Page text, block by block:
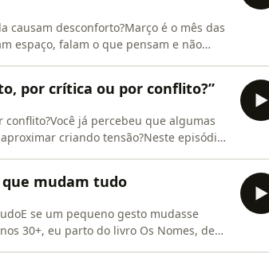
desconforto?Março é o mês das
espaço, falam o que pensam e não
por crítica ou por conflito?”
já percebeu que algumas
criando tensão?Neste episódio
que mudam tudo
se um pequeno gesto mudasse
30+, eu parto do livro Os Nomes, de